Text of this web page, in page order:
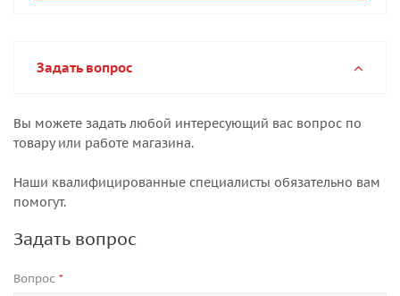
Задать вопрос
Вы можете задать любой интересующий вас вопрос по
товару или работе магазина.
Наши квалифицированные специалисты обязательно вам
помогут.
Задать вопрос
Вопрос *